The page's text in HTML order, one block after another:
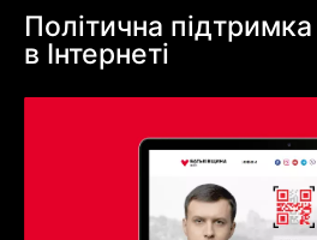
Політична підтримка
в Інтернеті